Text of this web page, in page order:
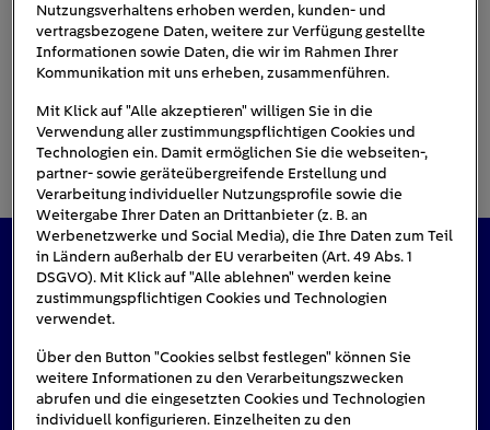
Das könnte Sie auch interessieren
Nutzungsverhaltens erhoben werden, kunden- und
vertragsbezogene Daten, weitere zur Verfügung gestellte
Informationen sowie Daten, die wir im Rahmen Ihrer
Kommunikation mit uns erheben, zusammenführen.
Mit Klick auf "Alle akzeptieren" willigen Sie in die
Verwendung aller zustimmungspflichtigen Cookies und
Technologien ein. Damit ermöglichen Sie die webseiten-,
partner- sowie geräteübergreifende Erstellung und
Verarbeitung individueller Nutzungsprofile sowie die
Weitergabe Ihrer Daten an Drittanbieter (z. B. an
Werbenetzwerke und Social Media), die Ihre Daten zum Teil
in Ländern außerhalb der EU verarbeiten (Art. 49 Abs. 1
DSGVO). Mit Klick auf "Alle ablehnen" werden keine
zustimmungspflichtigen Cookies und Technologien
verwendet.
Über den Button "Cookies selbst festlegen" können Sie
weitere Informationen zu den Verarbeitungszwecken
abrufen und die eingesetzten Cookies und Technologien
individuell konfigurieren. Einzelheiten zu den